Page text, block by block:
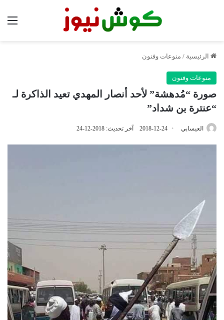
الرئيسية / منوعات وفنون
منوعات وفنون
صورة “مُدهشة” لأحد أنصار المهدي تعيد الذاكرة لـ
“عنترة بن شداد”
العيسابي 2018-12-24 آخر تحديث: 2018-12-24